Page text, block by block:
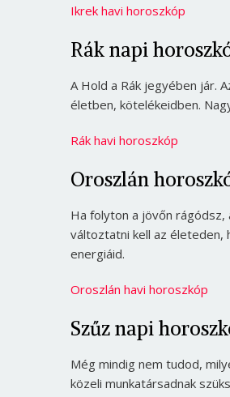
Ikrek havi horoszkóp
Rák napi
A Hold a Rák jegyében jár.
életben, kötelékeidben.
Rák havi horoszkóp
Oroszlán
Ha folyton a jövőn rágódsz,
változtatni kell az életeden,
energiáid.
Oroszlán havi horoszkóp
Szűz napi
Még mindig nem tudod,
közeli munkatársadnak